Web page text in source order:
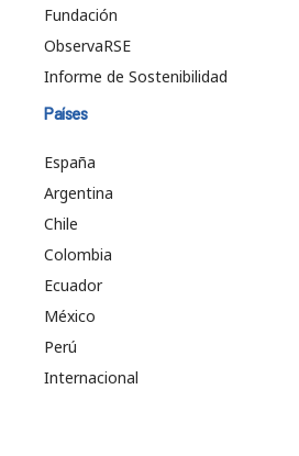
Fundación
ObservaRSE
Informe de Sostenibilidad
Países
España
Argentina
Chile
Colombia
Ecuador
México
Perú
Internacional